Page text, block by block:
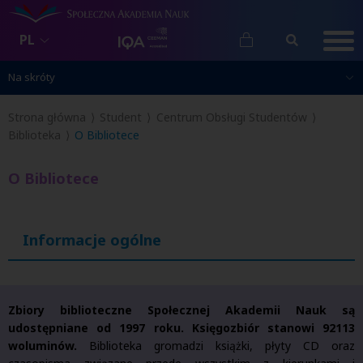
PL
Na skróty
Na skróty
Strona główna Student
Centrum Obsługi Studentów
Biblioteka
O Bibliotece
O Bibliotece
Informacje ogólne
Zbiory biblioteczne Społecznej Akademii Nauk są
udostępniane od 1997 roku. Księgozbiór stanowi 92113
woluminów.
Biblioteka gromadzi książki, płyty CD oraz